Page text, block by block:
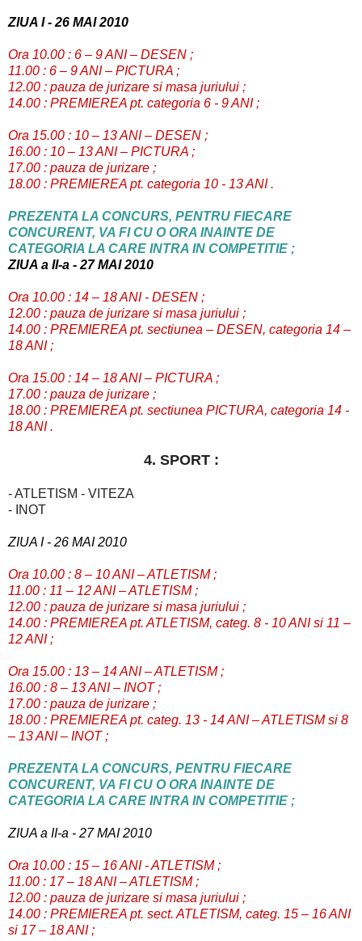
ZIUA I - 26 MAI 2010
Ora 10.00 : 6 – 9 ANI – DESEN ;
11.00 : 6 – 9 ANI – PICTURA ;
12.00 : pauza de jurizare si masa juriului ;
14.00 : PREMIEREA pt. categoria 6 - 9 ANI ;
Ora 15.00 : 10 – 13 ANI – DESEN ;
16.00 : 10 – 13 ANI – PICTURA ;
17.00 : pauza de jurizare ;
18.00 : PREMIEREA pt. categoria 10 - 13 ANI .
PREZENTA LA CONCURS, PENTRU FIECARE
CONCURENT, VA FI CU O ORA INAINTE DE
CATEGORIA LA CARE INTRA IN COMPETITIE ;
ZIUA a II-a - 27 MAI 2010
Ora 10.00 : 14 – 18 ANI - DESEN ;
12.00 : pauza de jurizare si masa juriului ;
14.00 : PREMIEREA pt. sectiunea – DESEN, categoria 14 –
18 ANI ;
Ora 15.00 : 14 – 18 ANI – PICTURA ;
17.00 : pauza de jurizare ;
18.00 : PREMIEREA pt. sectiunea PICTURA, categoria 14 -
18 ANI .
4. SPORT :
- ATLETISM - VITEZA
- INOT
ZIUA I - 26 MAI 2010
Ora 10.00 : 8 – 10 ANI – ATLETISM ;
11.00 : 11 – 12 ANI – ATLETISM ;
12.00 : pauza de jurizare si masa juriului ;
14.00 : PREMIEREA pt. ATLETISM, categ. 8 - 10 ANI si 11 –
12 ANI ;
Ora 15.00 : 13 – 14 ANI – ATLETISM ;
16.00 : 8 – 13 ANI – INOT ;
17.00 : pauza de jurizare ;
18.00 : PREMIEREA pt. categ. 13 - 14 ANI – ATLETISM si 8
– 13 ANI – INOT ;
PREZENTA LA CONCURS, PENTRU FIECARE
CONCURENT, VA FI CU O ORA INAINTE DE
CATEGORIA LA CARE INTRA IN COMPETITIE ;
ZIUA a II-a - 27 MAI 2010
Ora 10.00 : 15 – 16 ANI - ATLETISM ;
11.00 : 17 – 18 ANI – ATLETISM ;
12.00 : pauza de jurizare si masa juriului ;
14.00 : PREMIEREA pt. sect. ATLETISM, categ. 15 – 16 ANI
si 17 – 18 ANI ;